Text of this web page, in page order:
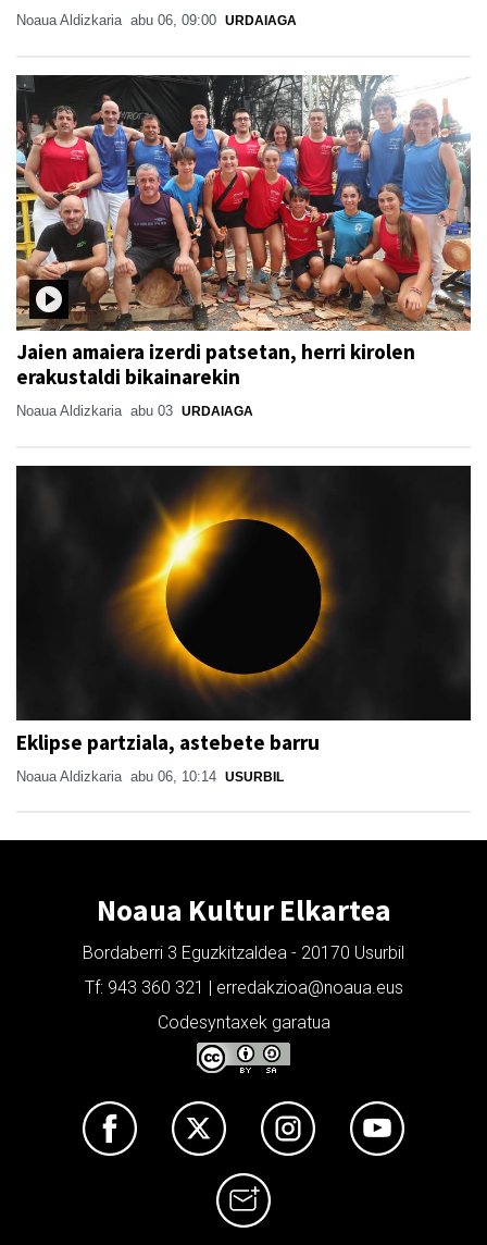
Noaua Aldizkaria abu 06, 09:00 URDAIAGA
Jaien amaiera izerdi patsetan, herri kirolen
erakustaldi bikainarekin
Noaua Aldizkaria abu 03 URDAIAGA
Eklipse partziala, astebete barru
Noaua Aldizkaria abu 06, 10:14 USURBIL
Noaua Kultur Elkartea
Bordaberri 3 Eguzkitzaldea - 20170 Usurbil
Tf: 943 360 321 | erredakzioa@noaua.eus
Codesyntaxek garatua